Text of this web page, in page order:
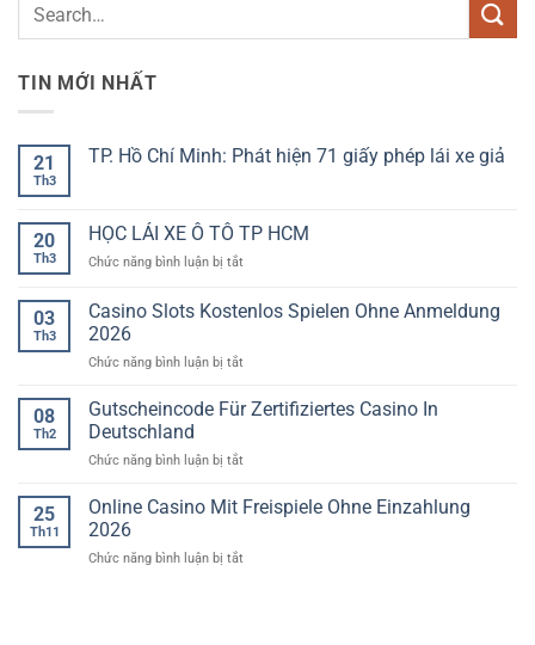
TIN MỚI NHẤT
21
Th3
TP. Hồ Chí Minh: Phát hiện 71 giấy phép lái xe giả
luận
ở
TP.
Minh:
Phát
hiện
giấy
xe
giả
20
Th3
HỌC LÁI XE Ô TÔ TP HCM
Chức năng bình luận bị tắt
LÁI
XE
TÔ
HCM
03
Th3
Casino Slots Kostenlos Spielen Ohne Anmeldung
2026
Chức năng bình luận bị tắt
Slots
Ohne
2026
08
Th2
Gutscheincode Für Zertifiziertes Casino In
Deutschland
Chức năng bình luận bị tắt
Für
Zertifiziertes
In
25
Th11
Online Casino Mit Freispiele Ohne Einzahlung
2026
Chức năng bình luận bị tắt